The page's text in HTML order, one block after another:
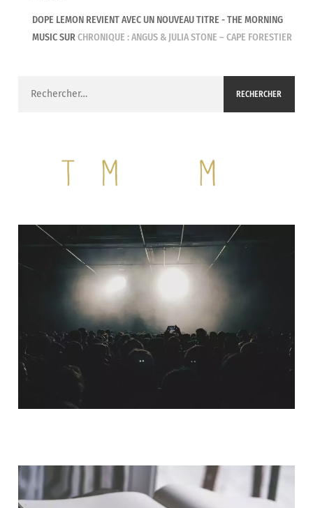
DOPE LEMON REVIENT AVEC UN NOUVEAU TITRE - THE MORNING
MUSICSURCHRONIQUE : ANGUS & JULIA STONE – CAPE FORESTIER